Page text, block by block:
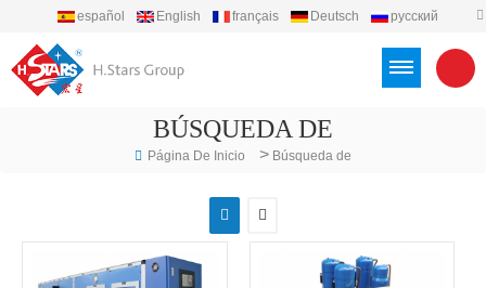
español English français Deutsch
русский
BÚSQUEDA DE
Página De Inicio > Búsqueda de